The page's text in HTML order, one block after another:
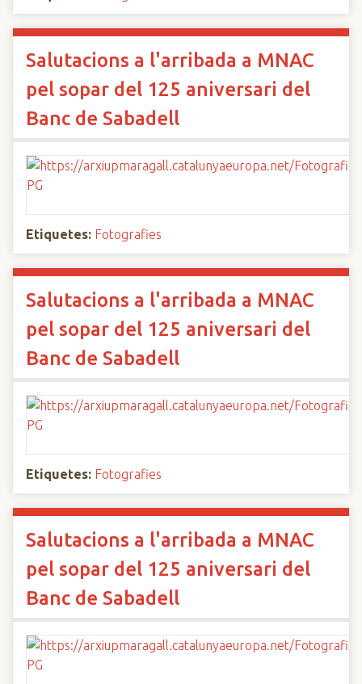
Salutacions a l'arribada a MNAC
pel sopar del 125 aniversari del
Banc de Sabadell
Etiquetes: Fotografies
Salutacions a l'arribada a MNAC
pel sopar del 125 aniversari del
Banc de Sabadell
Etiquetes: Fotografies
Salutacions a l'arribada a MNAC
pel sopar del 125 aniversari del
Banc de Sabadell